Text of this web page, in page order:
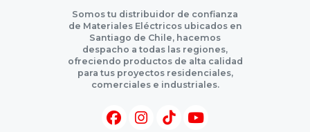
Somos tu distribuidor de confianza
de Materiales Eléctricos ubicados en
Santiago de Chile, hacemos
despacho a todas las regiones,
ofreciendo productos de alta calidad
para tus proyectos residenciales,
comerciales e industriales.